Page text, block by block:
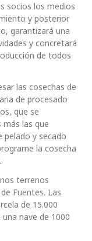
socios los medios
y posterior
garantizará una
y concretará
de todos
las cosechas de
de procesado
que se
las que
pelado y secado
la cosecha
terrenos
Fuentes. Las
de 15.000
nave de 1000